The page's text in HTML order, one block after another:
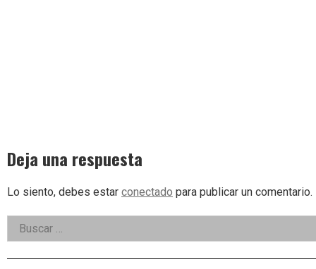
Deja una respuesta
Lo siento, debes estar conectado para publicar un comentario.
Right
Asides
Buscar: